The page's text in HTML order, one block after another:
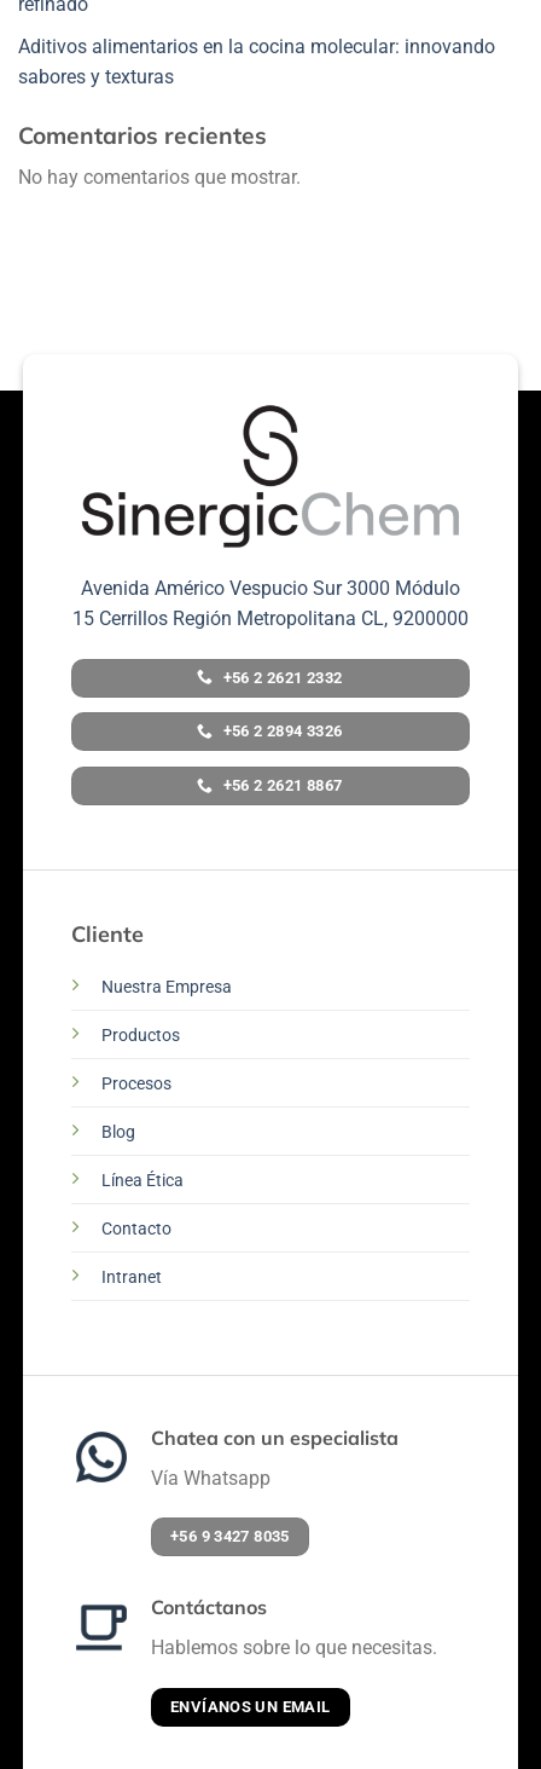
refinado
Aditivos alimentarios en la cocina molecular: innovando
sabores y texturas
Comentarios recientes
No hay comentarios que mostrar.
Avenida Américo Vespucio Sur 3000 Módulo
15 Cerrillos Región Metropolitana CL, 9200000
+56 2 2621 2332
+56 2 2894 3326
+56 2 2621 8867
Cliente
Nuestra Empresa
Productos
Procesos
Blog
Línea Ética
Contacto
Intranet
Chatea con un especialista
Vía Whatsapp
+56 9 3427 8035
Contáctanos
Hablemos sobre lo que necesitas.
ENVÍANOS UN EMAIL